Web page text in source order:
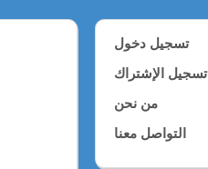
تسجيل دخول
تسجيل الإشتراك
من نحن
التواصل معنا